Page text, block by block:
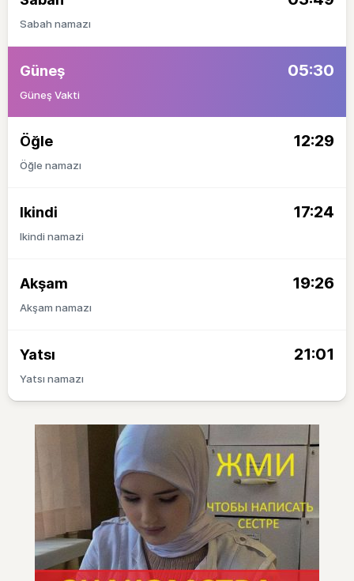
Sabah namazı
Güneş 05:30
Güneş Vakti
Öğle 12:29
Öğle namazı
Ikindi 17:24
Ikindi namazi
Akşam 19:26
Akşam namazı
Yatsı 21:01
Yatsı namazı